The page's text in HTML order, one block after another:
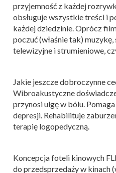
przyjemność z każdej
obsługuje wszystkie treści i
każdej dziedzinie. Oprócz
poczuć (właśnie tak)
telewizyjne i strumieniowe,
Jakie jeszcze dobroczynne
Wibroakustyczne
przynosi ulgę w bólu.
depresji. Rehabilituje
terapię logopedyczną.
Koncepcja foteli kinowych
do przedsprzedaży w kinach